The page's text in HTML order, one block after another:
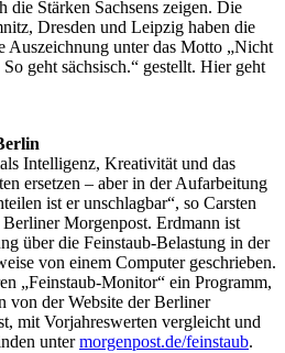
die Stärken Sachsens zeigen. Die
Dresden und Leipzig haben die
unter das Motto „Nicht
geht sächsisch.“ gestellt. Hier geht
Intelligenz, Kreativität und das
ersetzen – aber in der Aufarbeitung
ist er unschlagbar“, so Carsten
Morgenpost. Erdmann ist
über die Feinstaub-Belastung in der
von einem Computer geschrieben.
„Feinstaub-Monitor“ ein Programm,
von der Website der Berliner
mit Vorjahreswerten vergleicht und
untermorgenpost.de/feinstaub.